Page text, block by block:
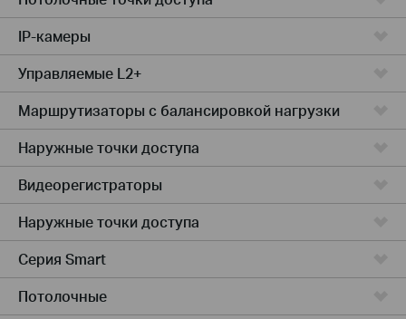
IP-камеры
Управляемые L2+
Маршрутизаторы с балансировкой нагрузки
Наружные точки доступа
Видеорегистраторы
Наружные точки доступа
Серия Smart
Потолочные